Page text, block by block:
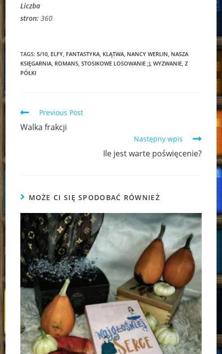
Liczba
stron:360
TAGS:5/10 ELFY FANTASTYKA KLĄTWA NANCY WERLIN NASZA
KSIĘGARNIA ROMANS STOSIKOWE LOSOWANIE ;) WYZWANIE Z
PÓŁKI
Read
articles
Previous Post
Walka frakcji
Następny wpis
Ile jest warte poświęcenie?
MOŻE CI SIĘ SPODOBAĆ RÓWNIEŻ